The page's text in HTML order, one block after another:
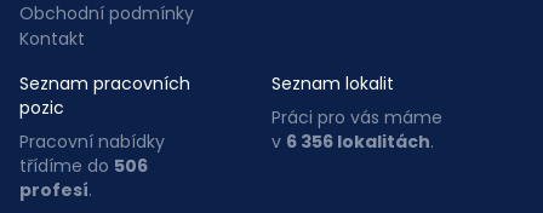
Obchodní podmínky
Kontakt
Seznam pracovních
pozic
Pracovní nabídky
třídíme do 506
profesí.
Seznam lokalit
Práci pro vás máme
v 6 356 lokalitách.